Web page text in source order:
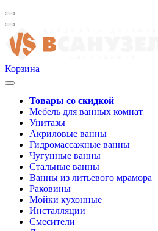
Корзина
Товары со скидкой
Мебель для ванных комнат
Унитазы
Акриловые ванны
Гидромассажные ванны
Чугунные ванны
Стальные ванны
Ванны из литьевого мрамора
Раковины
Мойки кухонные
Инсталляции
Смесители